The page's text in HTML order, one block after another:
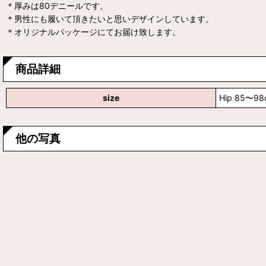
＊厚みは80デニールです。
＊男性にも履いて頂きたいと思いデザインしています。
＊オリジナルパッケージにてお届け致します。
商品詳細
size Hip 85〜
他の写真